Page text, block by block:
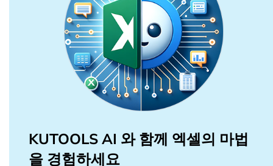
KUTOOLS AI 와 함께 엑셀의 마법
을 경험하세요